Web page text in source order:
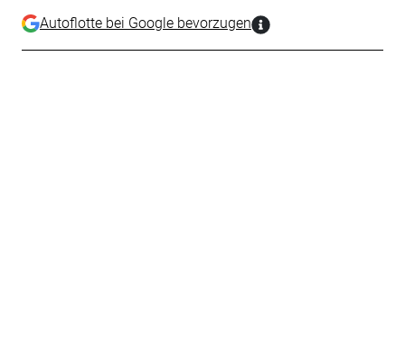
Autoflotte bei Google bevorzugen